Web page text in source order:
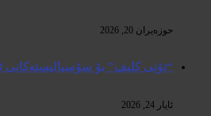
حوزه‌یران 20, 2026
“تۆنی کلیف” بۆ سۆسیالیستەکانی
ئایار 24, 2026